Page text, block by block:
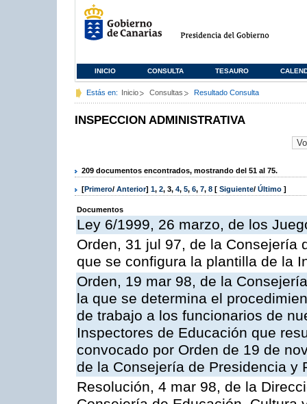
INICIO CONSULTA TESAURO
Estás en: Inicio Consultas Resultado Consulta
INSPECCION ADMINISTRATIVA
209 documentos encontrados, mostrando del 51 al 75.
[Primero/ Anterior] 1, 2, 3, 4, 5, 6, 7, 8 [ Siguiente/ Último ]
Documentos
Ley 6/1999, 26 marzo, de los
Orden, 31 jul 97, de la Consejería
que se configura la plantilla de la
Orden, 19 mar 98, de la
la que se determina el
de trabajo a los funcionarios de
Inspectores de Educación que
convocado por Orden de 19 de
de la Consejería de Presidencia y
Resolución, 4 mar 98, de la